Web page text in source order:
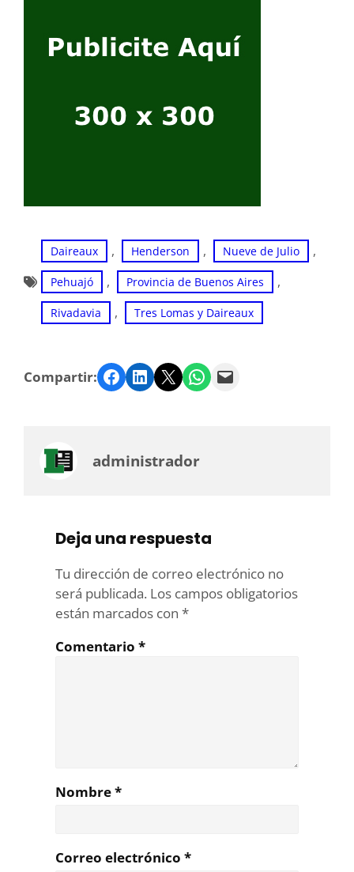
Daireaux , Henderson , Nueve de Julio ,
Pehuajó , Provincia de Buenos Aires ,
Rivadavia , Tres Lomas y Daireaux
Compartir: Facebook LinkedIn Twitter WhatsApp Email
administrador
Deja una respuesta
Tu dirección de correo electrónico no
será publicada. Los campos obligatorios
están marcados con *
Comentario *
Nombre*
Correo electrónico *